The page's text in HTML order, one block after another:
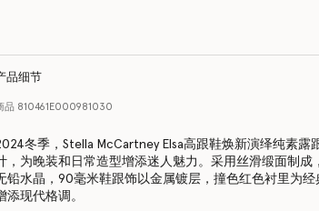
品细节
品 810461E000981030
冬季，Stella McCartney Elsa高跟鞋焕新演绎纯素露
，为晚装和日常造型增添迷人魅力。采用丝滑缎面制成
铅水晶，90毫米鞋跟饰以金属镀层，撞色红色衬里为经
添现代格调。